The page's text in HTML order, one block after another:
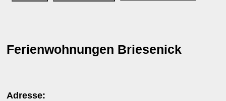
Ferienwohnungen Briesenick
Adresse: